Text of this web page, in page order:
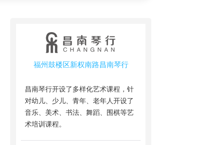
福州鼓楼区新权南路昌南琴行
昌南琴行开设了多样化艺术课程，针
对幼儿、少儿、青年、老年人开设了
音乐、美术、书法、舞蹈、围棋等艺
术培训课程。